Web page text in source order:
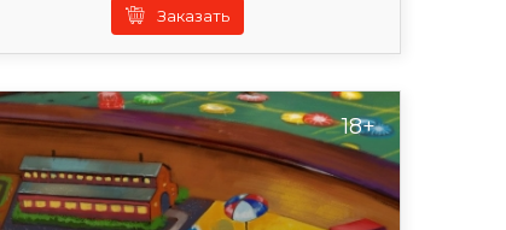
Заказать
18+